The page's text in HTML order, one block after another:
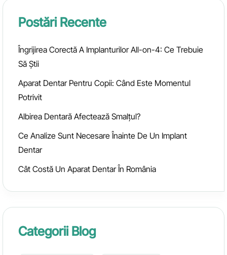
Postări Recente
Îngrijirea Corectă A Implanturilor All-on-4: Ce Trebuie
Să Știi
Aparat Dentar Pentru Copii: Când Este Momentul
Potrivit
Albirea Dentară Afectează Smalțul?
Ce Analize Sunt Necesare Înainte De Un Implant
Dentar
Cât Costă Un Aparat Dentar În România
Categorii Blog